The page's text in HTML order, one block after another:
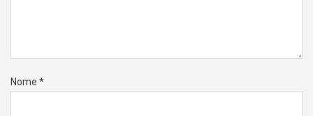
Nome *